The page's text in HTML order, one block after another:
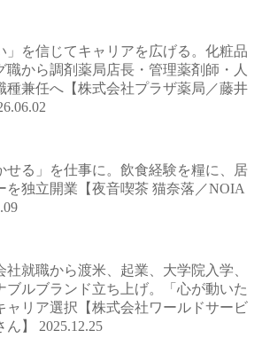
」を信じてキャリアを広げる。化粧品
職から調剤薬局店長・管理薬剤師・人
種兼任へ【株式会社プラザ薬局／藤井
せる」を仕事に。飲食経験を糧に、居
を独立開業【夜音喫茶 猫奈落／NOIA
社就職から渡米、起業、大学院入学、
ブルブランド立ち上げ。「心が動いた
ャリア選択【株式会社ワールドサービ
ん】 2025.12.25